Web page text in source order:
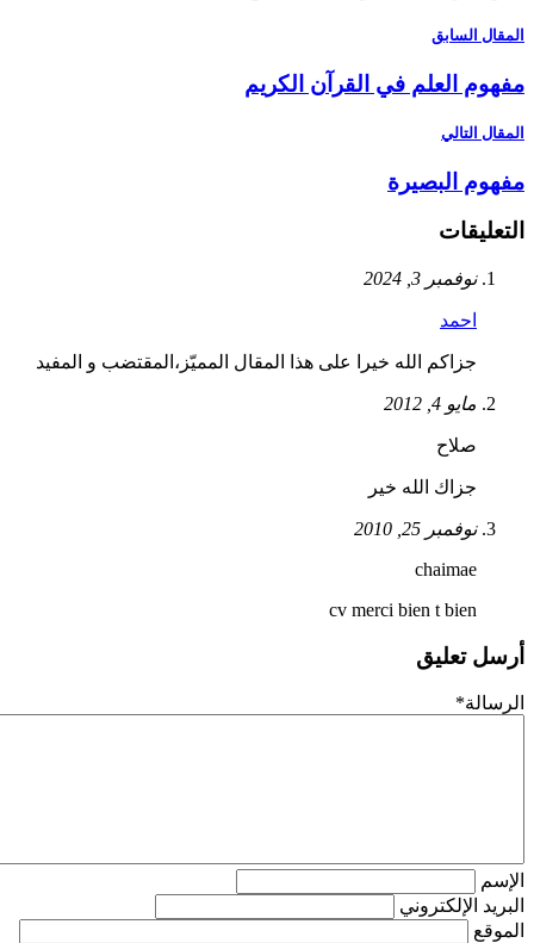
السابق
العلم في القرآن الكريم
التالي
البصيرة
نوفمبر 3, 2024
جزاكم الله خيرا على هذا المقال المميّز،المقتضب و المفيد
مايو 4, 2012
جزاك الله خير
نوفمبر 25, 2010
chaimae
cv merci bien t bien
تعليق
*
الإلكتروني